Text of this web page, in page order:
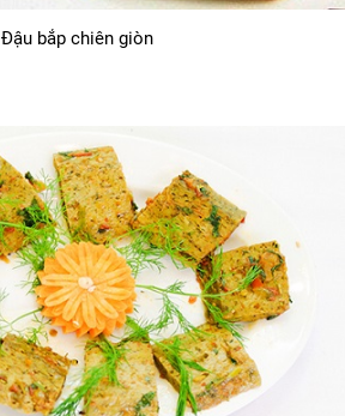
Đậu bắp chiên giòn